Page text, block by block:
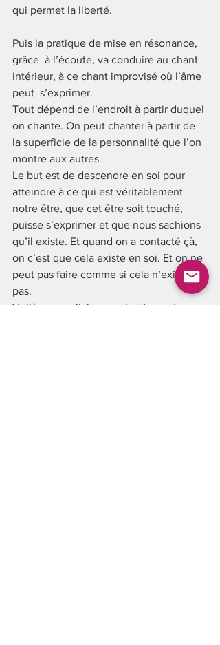
qui permet la liberté.
Puis la pratique de mise en résonance,
grâce  à l’écoute, va conduire au chant
intérieur, à ce chant improvisé où l’âme
peut  s’exprimer.
Tout dépend de l’endroit à partir duquel
on chante. On peut chanter à partir de
la superficie de la personnalité que l’on
montre aux autres.
Le but est de descendre en soi pour
atteindre à ce qui est véritablement
notre être, que cet être soit touché,
puisse s’exprimer et que nous sachions
qu’il existe. Et quand on a contacté çà,
on c’est que cela existe en soi. Et on ne
peut pas faire comme si cela n’existait
pas.
Voilà ce que j’ai eu envie d’apporter